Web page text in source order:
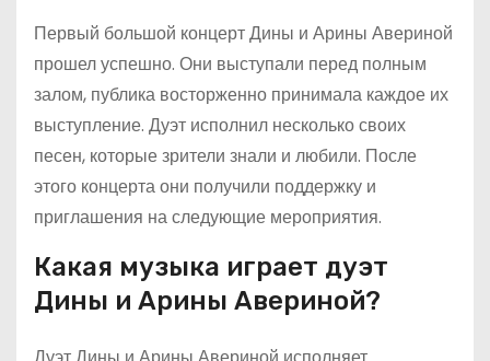
Первый большой концерт Дины и Арины Авериной
прошел успешно. Они выступали перед полным
залом, публика восторженно принимала каждое их
выступление. Дуэт исполнил несколько своих
песен, которые зрители знали и любили. После
этого концерта они получили поддержку и
приглашения на следующие мероприятия.
Какая музыка играет дуэт
Дины и Арины Авериной?